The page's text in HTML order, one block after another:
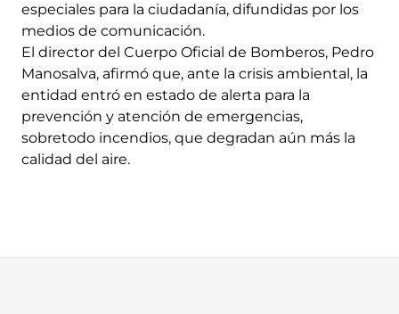
especiales para la ciudadanía, difundidas por los
medios de comunicación.
El director del Cuerpo Oficial de Bomberos, Pedro
Manosalva, afirmó que, ante la crisis ambiental, la
entidad entró en estado de alerta para la
prevención y atención de emergencias,
sobretodo incendios, que degradan aún más la
calidad del aire.